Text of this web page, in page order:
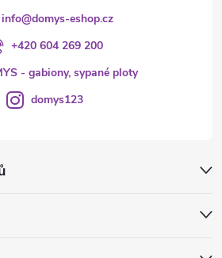
info@domys-eshop.cz
+420 604 269 200
- gabiony, sypané ploty
domys123